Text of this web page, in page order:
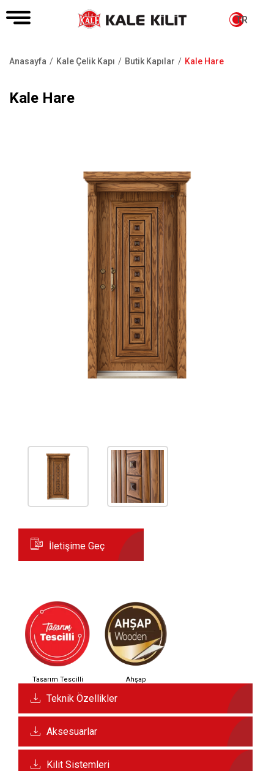
TR
yolu
Anasayfa Kale Çelik Kapı Butik Kapılar Kale Hare
Kale Hare
İletişime Geç
Tasarım Tescilli Ahşap
Teknik Özellikler
Aksesuarlar
Kilit Sistemleri